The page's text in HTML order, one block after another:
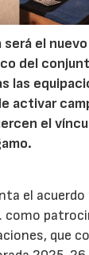
el nuevo
del
las
activar
el
el acuerdo
como
que